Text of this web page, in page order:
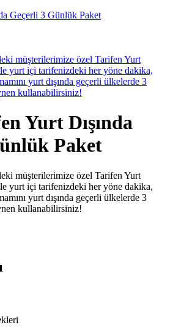
Geçerli 3 Günlük Paket
müşterilerimize özel Tarifen Yurt
yurt içi tarifenizdeki her yöne dakika,
yurt dışında geçerli ülkelerde 3
kullanabilirsiniz!​
Yurt Dışında
Paket
müşterilerimize özel Tarifen Yurt
yurt içi tarifenizdeki her yöne dakika,
yurt dışında geçerli ülkelerde 3
kullanabilirsiniz!​